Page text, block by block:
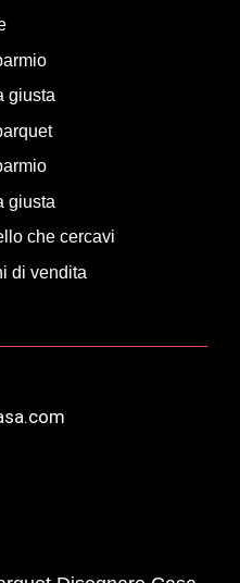
giusta
giusta
che cercavi
di vendita